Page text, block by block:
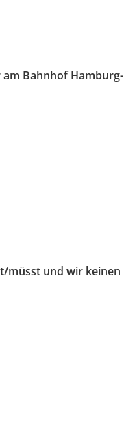
Bahnhof Hamburg-
müsst und wir keinen